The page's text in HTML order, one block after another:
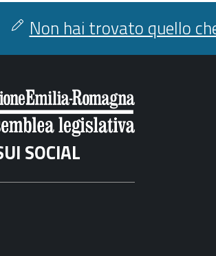
Non hai trovato quello
SOCIAL